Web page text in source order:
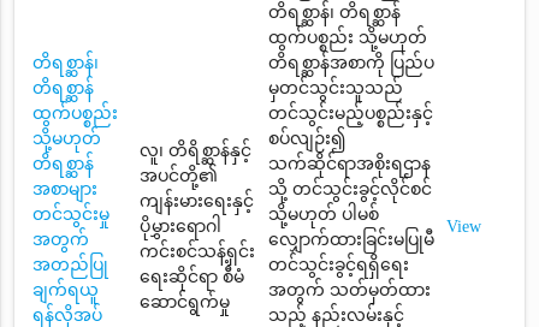
တိရစ္ဆာန်၊
တိရစ္ဆာန်
ထွက်ပစ္စည်း
သို့မဟုတ်
တိရစ္ဆာန်
အစာများ
တင်သွင်းမှု
အတွက်
အတည်ပြု
ချက်ရယူ
ရန်လိုအပ်
လူ၊ တိရိစ္ဆာန်နှင့်
အပင်တို့၏
ကျန်းမားရေးနှင့်
ပိုမွှားရောဂါ
ကင်းစင်သန့်ရှင်း
ရေးဆိုင်ရာ စီမံ
ဆောင်ရွက်မှု
တိရစ္ဆာန်၊ တိရစ္ဆာန်
ထွက်ပစ္စည်း သို့မဟုတ်
တိရစ္ဆာန်အစာကို ပြည်ပ
မှတင်သွင်းသူသည်
တင်သွင်းမည့်ပစ္စည်းနှင့်
စပ်လျဉ်း၍
သက်ဆိုင်ရာအစိုးရဌာန
သို့ တင်သွင်းခွင့်လိုင်စင်
သို့မဟုတ် ပါမစ်
လျှောက်ထားခြင်းမပြုမီ
တင်သွင်းခွင့်ရရှိရေး
အတွက် သတ်မှတ်ထား
သည့် နည်းလမ်းနှင့်
View